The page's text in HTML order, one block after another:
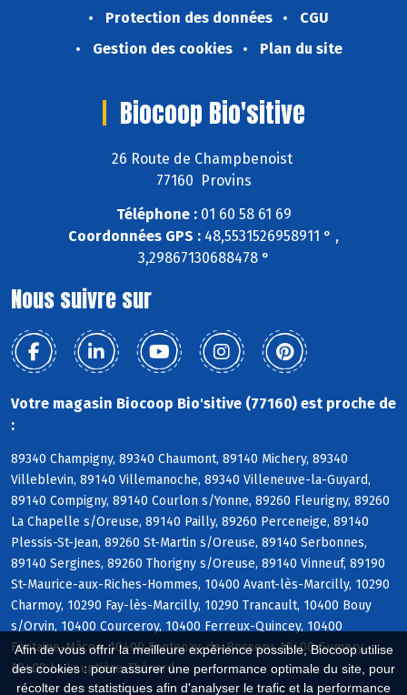
Afin de vous offrir la meilleure expérience possible, Biocoop utilise
des cookies : pour assurer une performance optimale du site, pour
récolter des statistiques afin d'analyser le trafic et la performance
Protection des données
CGU
Gestion des cookies
Plan du site
Biocoop Bio'sitive
26 Route de Champbenoist
77160 Provins
Téléphone :01 60 58 61 69
Coordonnées GPS : 48,5531526958911 ° ,
3,29867130688478 °
Nous suivre sur
Votre magasin Biocoop Bio'sitive (77160) est proche de
:
89340 Champigny, 89340 Chaumont, 89140 Michery, 89340
Villeblevin, 89140 Villemanoche, 89340 Villeneuve-la-Guyard,
89140 Compigny, 89140 Courlon s/Yonne, 89260 Fleurigny, 89260
La Chapelle s/Oreuse, 89140 Pailly, 89260 Perceneige, 89140
Plessis-St-Jean, 89260 St-Martin s/Oreuse, 89140 Serbonnes,
89140 Sergines, 89260 Thorigny s/Oreuse, 89140 Vinneuf, 89190
St-Maurice-aux-Riches-Hommes, 10400 Avant-lès-Marcilly, 10290
Charmoy, 10290 Fay-lès-Marcilly, 10290 Trancault, 10400 Bouy
s/Orvin, 10400 Courceroy, 10400 Ferreux-Quincey, 10400
Fontaine-Mâcon, 10400 Fontenay-de-Bossery, 10400 Gumery,
10400 La Louptière-Thénard